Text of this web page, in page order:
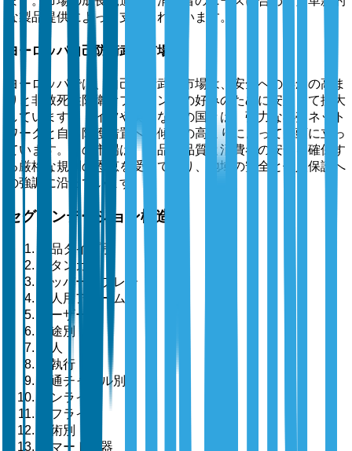
な製品提供によって支えられています。
ヨーロッパ自己防衛武器市場
ヨーロッパでは、自己防衛武器市場は、安全への懸念の高ま
りと非致死性防衛オプションへの好みのために安定して拡大
しています。ドイツや英国などの国々は、強力な小売ネット
ワークと自己防護措置への傾向の高まりによって先頭に立っ
ています。この市場は、製品の品質と消費者の安全を確保す
る厳格な規制の恩恵を受けており、地域の安全と個人保護へ
の強調に沿っています。
セグメンテーション構造
製品タイプ別
スタンガン
ペッパースプレー
個人用アラーム
テーザー
用途別
個人
法執行
流通チャネル別
オンライン
オフライン
技術別
スマート武器